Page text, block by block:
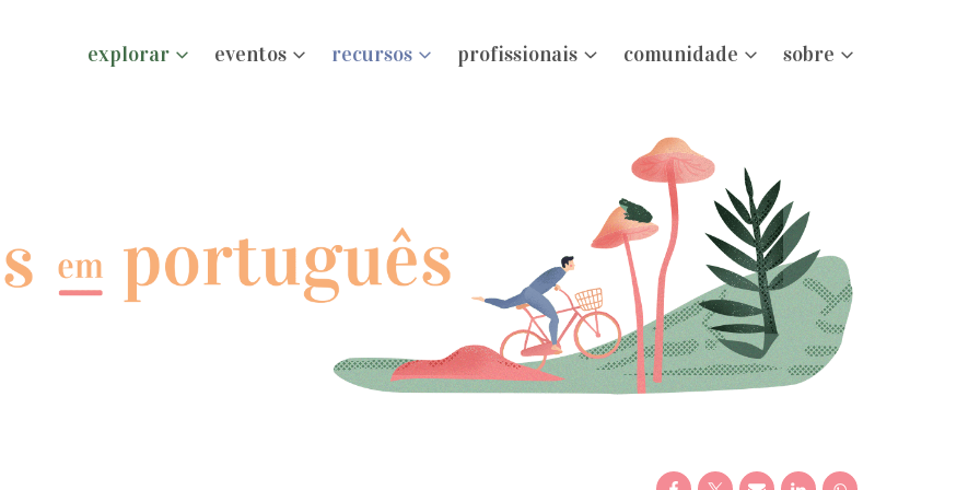
explorar eventos recursos profissionais comunidade sobre